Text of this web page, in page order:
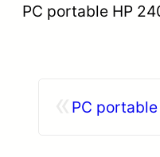
PC portable HP
PC